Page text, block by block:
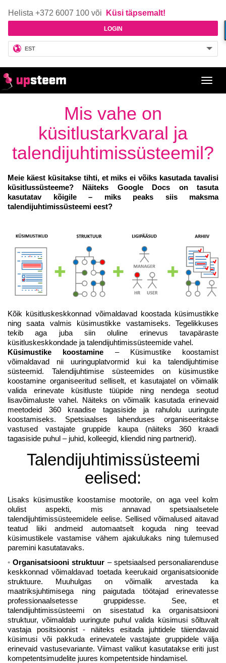
Helista +372 6007 100 või Küsi täpsemalt!
LOGIN
EST
Mis vahe on
küsitlustarkvaral ja
talendijuhtimissüsteemil?
Meie käest küsitakse tihti, et miks ei võiks kasutada tavalisi
küsitlussüsteeme? Näiteks Google Docs on tasuta
kasutatav kõigile – miks peaks siis maksma
talendijuhtimissüsteemi eest?
Kõik küsitluskeskkonnad võimaldavad koostada küsimustikke
ning saata valmis küsimustikke vastamiseks. Tegelikkuses
tekib aga juba siin oluline erinevus tavapäraste
küsitluskeskkondade ja talendijuhtimissüsteemide vahel.
Küsimustike koostamine – Küsimustike koostamist
võimaldavad nii uuringuplatvormid kui ka talendijuhtimise
süsteemid. Talendijuhtimise süsteemides on küsimustike
koostamine organiseeritud selliselt, et kasutajatel on võimalik
valida erinevate küsitluste tüüpide ning nendega seotud
lisavõimaluste vahel. Näiteks on võimalik kasutada erinevaid
meetodeid 360 kraadise tagasiside ja rahulolu uuringute
koostamiseks. Spetsiaalses lahenduses organiseeritakse
vastused vastajate gruppide kaupa (näiteks 360 kraadi
tagasiside puhul – juhid, kolleegid, kliendid ning partnerid).
Talendijuhtimissüsteemi
eelised:
Lisaks küsimustike koostamise mootorile, on aga veel kolm
olulist aspekti, mis annavad spetsiaalsetele
talendijuhtimissüsteemidele eelise. Sellised võimalused aitavad
teatud liiki andmeid automaatselt koguda ning teevad
küsimustikele vastamise vähem ajakulukaks ning tulemused
paremini kasutatavaks.
Organisatsiooni struktuur – spetsiaalsed personaliarenduse
keskkonnad võimaldavad toetada keerukaid organisatsioonide
struktuure. Muuhulgas on võimalik arvestada ka
maatriksjuhtimisega ning paigutada töötajad erinevatesse
professionaalsetesse gruppidesse. See, et
talendijuhtimissüsteemi on sisestatud ka organisatsiooni
struktuur, võimaldab uuringute puhul valida küsimusi sõltuvalt
vastaja positsioonist - näiteks esitada juhtidele täiendavaid
küsimusi või pakkuda erinevatele vastajate gruppidele välja
erinevaid vastusevariante. Viimast valikut kasutatakse eriti just
kompetentsimudelite juures kompetentside hindamisel.